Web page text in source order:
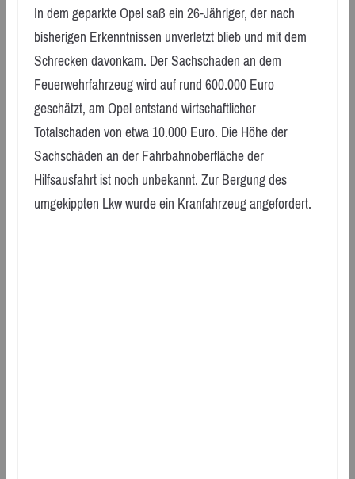
In dem geparkte Opel saß ein 26-Jähriger, der nach
bisherigen Erkenntnissen unverletzt blieb und mit dem
Schrecken davonkam. Der Sachschaden an dem
Feuerwehrfahrzeug wird auf rund 600.000 Euro
geschätzt, am Opel entstand wirtschaftlicher
Totalschaden von etwa 10.000 Euro. Die Höhe der
Sachschäden an der Fahrbahnoberfläche der
Hilfsausfahrt ist noch unbekannt. Zur Bergung des
umgekippten Lkw wurde ein Kranfahrzeug angefordert.